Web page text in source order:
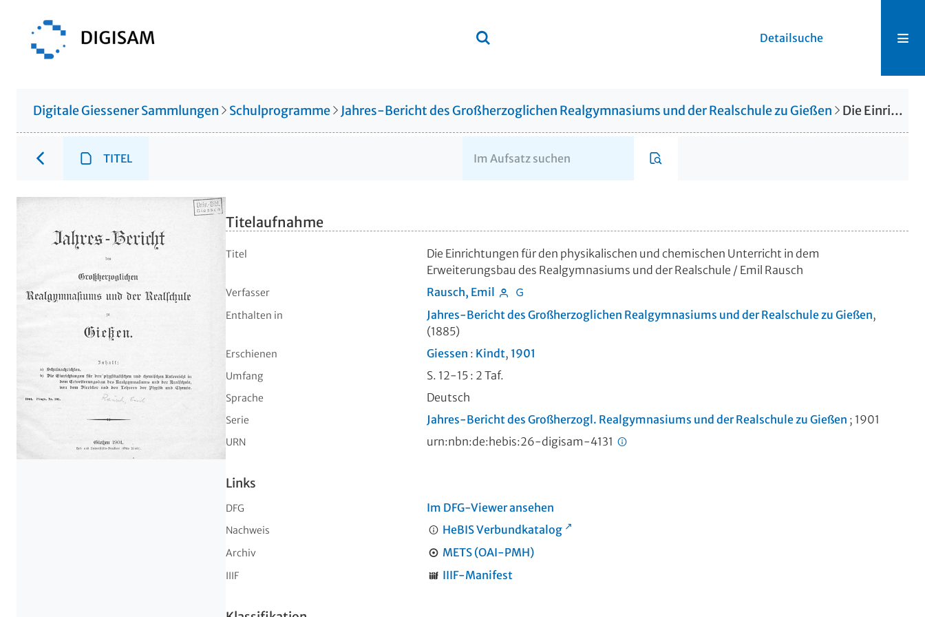
Detailsuche
Digitale Giessener Sammlungen Schulprogramme Jahres-Bericht des Großherzoglichen Realgymnasiums und der Realschule zu Gießen Die Einrichtungen für den physikalischen und chemischen Unterricht in dem Erweiterungsbau des Realgymnasiums und der Realschule
TITEL
Titelaufnahme
Titel
Die Einrichtungen für den physikalischen und chemischen Unterricht in dem
Erweiterungsbau des Realgymnasiums und der Realschule / Emil Rausch
Verfasser Rausch, Emil
Enthalten in Jahres-Bericht des Großherzoglichen Realgymnasiums und der Realschule zu Gießen,
(1885)
Erschienen Giessen : Kindt, 1901
Umfang S. 12-15 : 2 Taf.
Sprache Deutsch
Serie Jahres-Bericht des Großherzogl. Realgymnasiums und der Realschule zu Gießen ; 1901
URN urn:nbn:de:hebis:26-digisam-4131
Links
DFG Im DFG-Viewer ansehen
Nachweis HeBIS Verbundkatalog
Archiv METS (OAI-PMH)
IIIF IIIF-Manifest